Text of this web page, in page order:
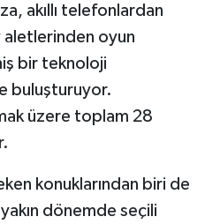
akıllı telefonlardan
oyun
bir teknoloji
buluşturuyor.
üzere toplam 28
konuklarından biri de
dönemde seçili